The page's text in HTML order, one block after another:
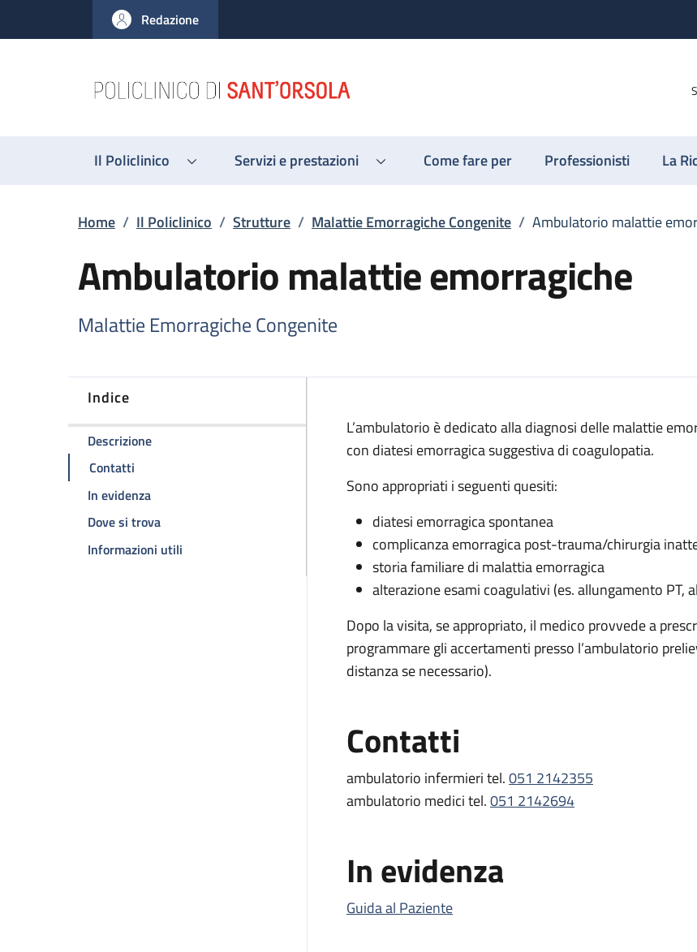
al contenuto principale
to footer content
Redazione
Il Policlinico Servizi e prestazioni Come fare per Professionisti La
Briciole di pane
Home / Il Policlinico / Strutture / Malattie Emorragiche Congenite / Ambulatorio malattie
Ambulatorio malattie emorragiche
Malattie Emorragiche Congenite
Indice
Descrizionedella pagina Ambulatorio malattie emorragiche
Contatti
In evidenzadella pagina Ambulatorio malattie emorragiche
Dove si trovadella pagina Ambulatorio malattie emorragiche
Informazioni utili della pagina Ambulatorio malattie emorragiche
Descrizione
L’ambulatorio è dedicato alla diagnosi delle malattie
con diatesi emorragica suggestiva di coagulopatia.
Sono appropriati i seguenti quesiti:
diatesi emorragica spontanea
complicanza emorragica post-trauma/chirurgia
storia familiare di malattia emorragica
alterazione esami coagulativi (es. allungamento
Dopo la visita, se appropriato, il medico provvede a
programmare gli accertamenti presso l’ambulatorio
distanza se necessario).
Contatti
ambulatorio infermieri tel.051 2142355
ambulatorio medici tel.051 2142694
In evidenza
Guida al Paziente